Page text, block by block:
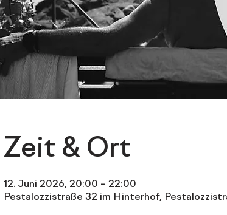
Zeit & Ort
12. Juni 2026, 20:00 – 22:00
Pestalozzistraße 32 im Hinterhof,